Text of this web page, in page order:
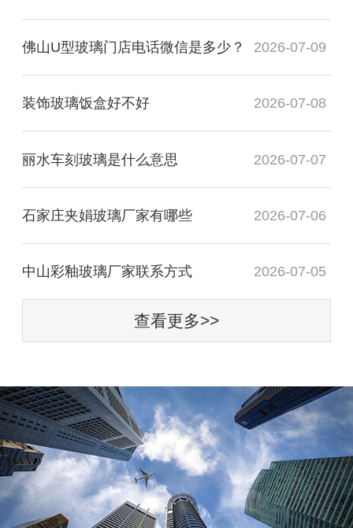
佛山U型玻璃门店电话微信是多少？ 2026-07-09
装饰玻璃饭盒好不好 2026-07-08
丽水车刻玻璃是什么意思 2026-07-07
石家庄夹娟玻璃厂家有哪些 2026-07-06
中山彩釉玻璃厂家联系方式 2026-07-05
查看更多>>